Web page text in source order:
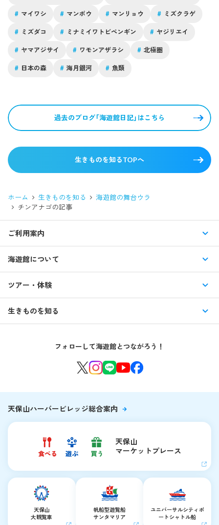
# マイワシ # マンボウ # マンリョウ # ミズクラゲ
# ミズダコ # ミナミイワトビペンギン # ヤジリエイ
# ヤマアジサイ # ワモンアザラシ # 北極圏
# 日本の森 # 海月銀河 # 魚類
過去のブログ「海遊館日記」はこちら
生きものを知るTOPへ
ホーム 生きものを知る
海遊館の舞台ウラ
チンアナゴの記事
ご利用案内
入館料・その他チケット
交通アクセス・駐車場
館内情報
よくある質問・お問い合わせ
海遊館について
特別企画展
はじめての海遊館
ツアー・体験
海遊館ガイドツアー
音声ガイド / 海遊館探検隊 すたんぷノート
生きものたちのお食事タイム
生きものを知る
環境保全への取り組みフォローして海遊館とつながろう！
天保山ハーバービレッジ総合案内
天保山
マーケットプレース
天保山
大観覧車
帆船型遊覧船
サンタマリア
ユニバーサルシティ ポ
ートシャトル船